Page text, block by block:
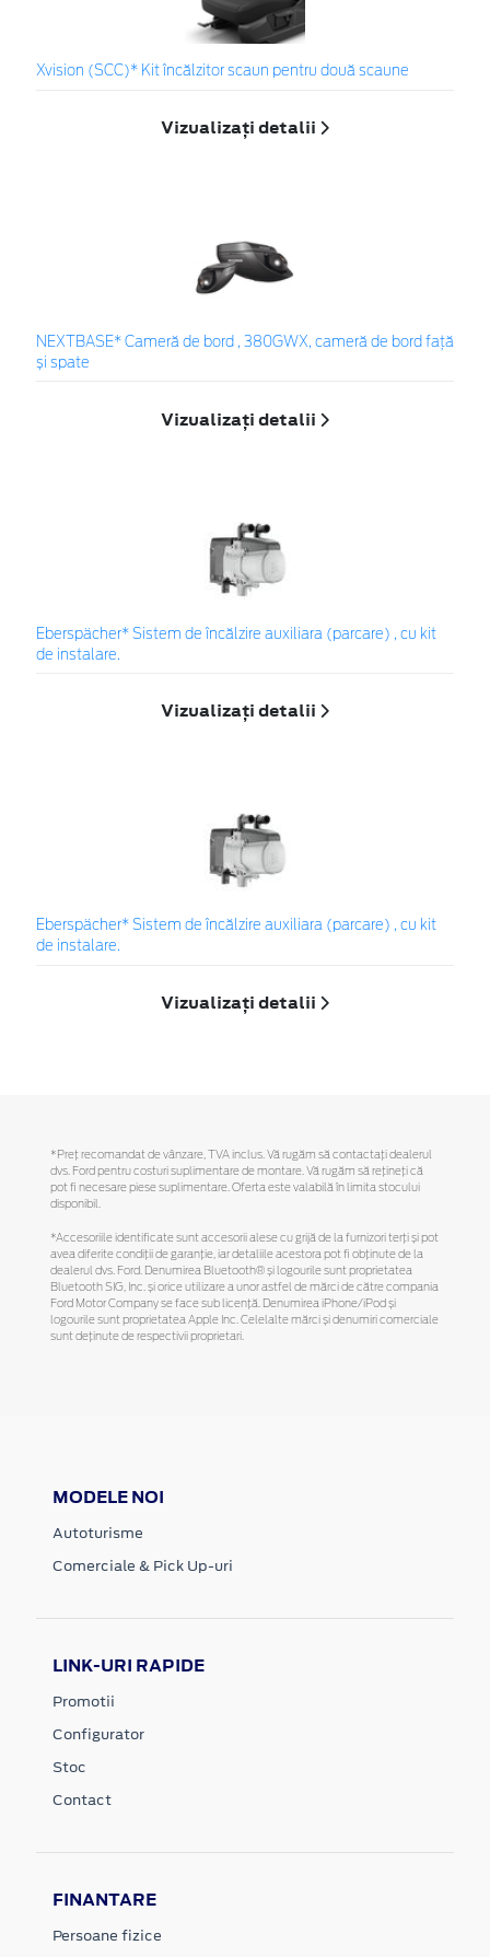
Xvision (SCC)* Kit încălzitor scaun pentru două scaune
Vizualizați detalii
NEXTBASE* Cameră de bord , 380GWX, cameră de bord față
și spate
Vizualizați detalii
Eberspächer* Sistem de încălzire auxiliara (parcare) , cu kit
de instalare.
Vizualizați detalii
Eberspächer* Sistem de încălzire auxiliara (parcare) , cu kit
de instalare.
Vizualizați detalii
*Preţ recomandat de vânzare, TVA inclus. Vă rugăm să contactaţi dealerul
dvs. Ford pentru costuri suplimentare de montare. Vă rugăm să reţineţi că
pot fi necesare piese suplimentare. Oferta este valabilă în limita stocului
disponibil.
*Accesoriile identificate sunt accesorii alese cu grijă de la furnizori terți și pot
avea diferite condiții de garanție, iar detaliile acestora pot fi obținute de la
dealerul dvs. Ford. Denumirea Bluetooth® și logourile sunt proprietatea
Bluetooth SIG, Inc. și orice utilizare a unor astfel de mărci de către compania
Ford Motor Company se face sub licență. Denumirea iPhone/iPod și
logourile sunt proprietatea Apple Inc. Celelalte mărci și denumiri comerciale
sunt deținute de respectivii proprietari.
MODELE NOI
Autoturisme
Comerciale & Pick Up-uri
LINK-URI RAPIDE
Promotii
Configurator
Stoc
Contact
FINANTARE
Persoane fizice